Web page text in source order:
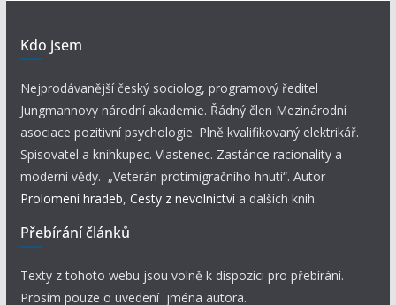
Kdo jsem
Nejprodávanější český sociolog, programový ředitel
Jungmannovy národní akademie. Řádný člen Mezinárodní
asociace pozitivní psychologie. Plně kvalifikovaný elektrikář.
Spisovatel a knihkupec. Vlastenec. Zastánce racionality a
moderní vědy. „Veterán protimigračního hnutí“. Autor
Prolomení hradeb, Cesty z nevolnictví a dalších knih.
Přebírání článků
Texty z tohoto webu jsou volně k dispozici pro přebírání.
Prosím pouze o uvedení jména autora.